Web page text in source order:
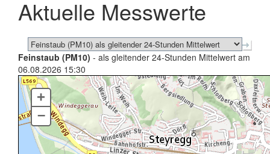
schließen
Aktuelle Messwerte
Feinstaub (PM10) - als gleitender 24-Stunden Mittelwert am
06.08.2026 15:30
+
–